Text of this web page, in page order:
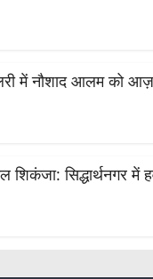
में नौशाद आलम को
शिकंजा: सिद्धार्थनगर